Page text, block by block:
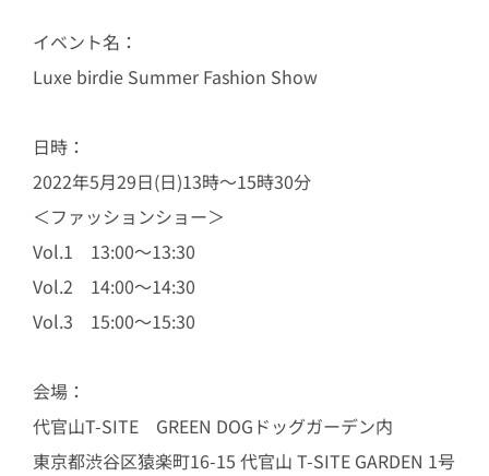
イベント名：
Luxe birdie Summer Fashion Show
日時：
2022年5月29日(日)13時～15時30分
＜ファッションショー＞
Vol.1 13:00～13:30
Vol.2 14:00～14:30
Vol.3 15:00～15:30
会場：
代官山T-SITE GREEN DOGドッグガーデン内
東京都渋谷区猿楽町16-15 代官山 T-SITE GARDEN 1号